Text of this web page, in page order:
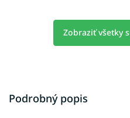
Zobraziť všetky
Podrobný popis